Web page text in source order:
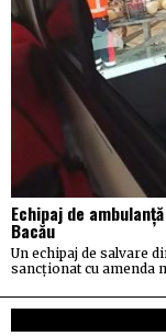
Echipaj de
Bacău
Un echipaj de salvare
sancționat cu amenda